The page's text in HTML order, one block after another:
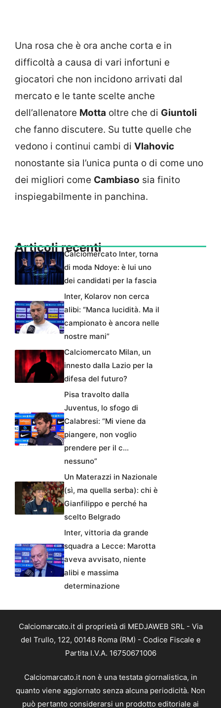
Una rosa che è ora anche corta e in
difficoltà a causa di vari infortuni e
giocatori che non incidono arrivati dal
mercato e le tante scelte anche
dell’allenatore Motta oltre che di Giuntoli
che fanno discutere. Su tutte quelle che
vedono i continui cambi di Vlahovic
nonostante sia l’unica punta o di come uno
dei migliori come Cambiaso sia finito
inspiegabilmente in panchina.
Articoli recentiCalciomercato Inter, torna
di moda Ndoye: è lui uno
dei candidati per la fascia
Inter, Kolarov non cerca
alibi: “Manca lucidità. Ma il
campionato è ancora nelle
nostre mani”
Calciomercato Milan, un
innesto dalla Lazio per la
difesa del futuro?
Pisa travolto dalla
Juventus, lo sfogo di
Calabresi: “Mi viene da
piangere, non voglio
prendere per il c…
nessuno”
Un Materazzi in Nazionale
(sì, ma quella serba): chi è
Gianfilippo e perché ha
scelto Belgrado
Inter, vittoria da grande
squadra a Lecce: Marotta
aveva avvisato, niente
alibi e massima
determinazione
Calciomarcato.it di proprietà di MEDJAWEB SRL - Via
del Trullo, 122, 00148 Roma (RM) - Codice Fiscale e
Partita I.V.A. 16750671006
Calciomarcato.it non è una testata giornalistica, in
quanto viene aggiornato senza alcuna periodicità. Non
può pertanto considerarsi un prodotto editoriale ai